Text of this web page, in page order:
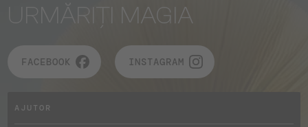
URMĂRIȚI MAGIA
FACEBOOK INSTAGRAM
AJUTOR